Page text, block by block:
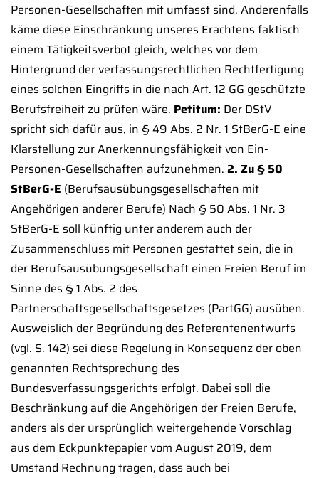
Personen-Gesellschaften mit umfasst sind. Anderenfalls
käme diese Einschränkung unseres Erachtens faktisch
einem Tätigkeitsverbot gleich, welches vor dem
Hintergrund der verfassungsrechtlichen Rechtfertigung
eines solchen Eingriffs in die nach Art. 12 GG geschützte
Berufsfreiheit zu prüfen wäre. Petitum: Der DStV
spricht sich dafür aus, in § 49 Abs. 2 Nr. 1 StBerG-E eine
Klarstellung zur Anerkennungsfähigkeit von Ein-
Personen-Gesellschaften aufzunehmen. 2. Zu § 50
StBerG-E (Berufsausübungsgesellschaften mit
Angehörigen anderer Berufe) Nach § 50 Abs. 1 Nr. 3
StBerG-E soll künftig unter anderem auch der
Zusammenschluss mit Personen gestattet sein, die in
der Berufsausübungsgesellschaft einen Freien Beruf im
Sinne des § 1 Abs. 2 des
Partnerschaftsgesellschaftsgesetzes (PartGG) ausüben.
Ausweislich der Begründung des Referentenentwurfs
(vgl. S. 142) sei diese Regelung in Konsequenz der oben
genannten Rechtsprechung des
Bundesverfassungsgerichts erfolgt. Dabei soll die
Beschränkung auf die Angehörigen der Freien Berufe,
anders als der ursprünglich weitergehende Vorschlag
aus dem Eckpunktepapier vom August 2019, dem
Umstand Rechnung tragen, dass auch bei